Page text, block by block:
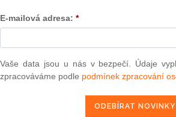
a dřívější důchod náročných profesí
se dnes chystá představit dokončený
něj úprava dřívějšího důchodu pro
Novela počítá třeba s
života, s nižším výpočtem
E-mailová adresa: *
Vaše data jsou u nás v bezpečí. Údaje
zpracováváme podle podmínek zpracování